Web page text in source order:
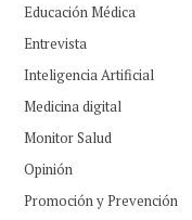
Educación Médica
Entrevista
Inteligencia Artificial
Medicina digital
Monitor Salud
Opinión
Promoción y Prevención